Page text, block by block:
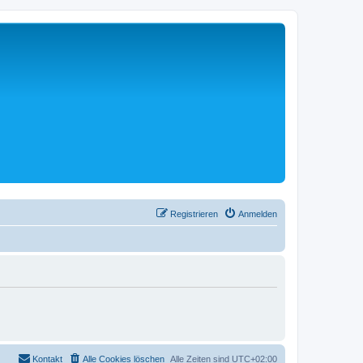
Anmelden
Registrieren
Alle Zeiten sind UTC+02:00
Alle Cookies löschen
Kontakt